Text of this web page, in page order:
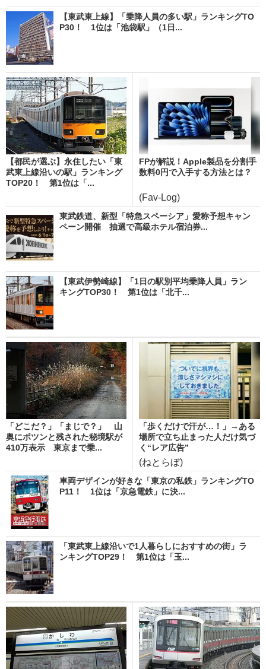
【東武東上線】「乗降人員の多い駅」ランキングTO
P30！ 1位は「池袋駅」（1日...
【都民が選ぶ】永住したい「東
武東上線沿いの駅」ランキング
TOP20！ 第1位は「...
FPが解説！Apple製品を分割手
数料0円で入手する方法とは？
(Fav-Log)
東武鉄道、新型「特急スペーシア」愛称予想キャン
ペーン開催 抽選で高級ホテル宿泊券...
【東武伊勢崎線】「1日の駅別平均乗降人員」ラン
キングTOP30！ 第1位は「北千...
「どこだ？」「まじで？」 山
奥にポツンと残された秘境駅が
410万表示 東京まで乗...
「歩くだけで汗が…！」→ある
場所で立ち止まった人だけ気づ
く“レア広告”
(ねとらぼ)
車両デザインが好きな「東京の私鉄」ランキングTO
P11！ 1位は「京急電鉄」に決...
「東武東上線沿いで1人暮らしにおすすめの街」ラ
ンキングTOP29！ 第1位は「玉...